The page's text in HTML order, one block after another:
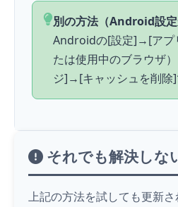
別の方法（Android設定
Androidの[設定]→[ア
たは使用中のブラウザ
ジ]→[キャッシュを削除]
それでも解決しな
上記の方法を試しても更新